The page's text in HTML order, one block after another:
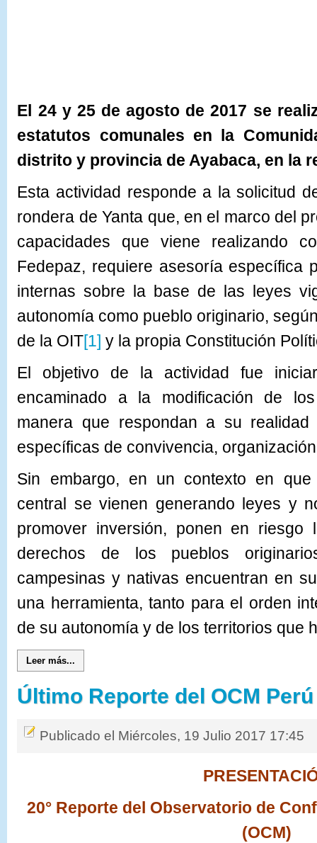
El 24 y 25 de agosto de 2017 se
estatutos comunales en la
distrito y provincia de Ayabaca, en la
Esta actividad responde a la solicitud
rondera de Yanta que, en el marco del
capacidades que viene realizando
Fedepaz, requiere asesoría específica
internas sobre la base de las leyes
autonomía como pueblo originario,
de la OIT[1] y la propia Constitución
El objetivo de la actividad fue
encaminado a la modificación de
manera que respondan a su
específicas de convivencia,
Sin embargo, en un contexto en
central se vienen generando leyes y
promover inversión, ponen en
derechos de los pueblos
campesinas y nativas encuentran en
una herramienta, tanto para el orden
de su autonomía y de los territorios que
Leer más...
Último Reporte del OCM Perú
Publicado el Miércoles, 19 Julio 2017 17:45
20° Reporte del Observatorio de
(OCM)